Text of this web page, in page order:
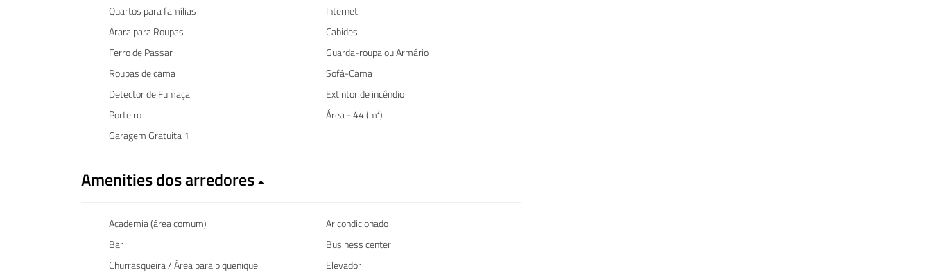
Quartos para famílias
Internet
Arara para Roupas
Cabides
Ferro de Passar
Guarda-roupa ou Armário
Roupas de cama
Sofá-Cama
Detector de Fumaça
Extintor de incêndio
Porteiro
Área - 44 (m²)
Garagem Gratuita 1
Amenities dos arredores
Academia (área comum)
Ar condicionado
Bar
Business center
Churrasqueira / Área para piquenique
Elevador